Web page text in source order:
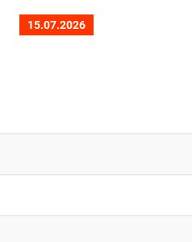
15.07.2026